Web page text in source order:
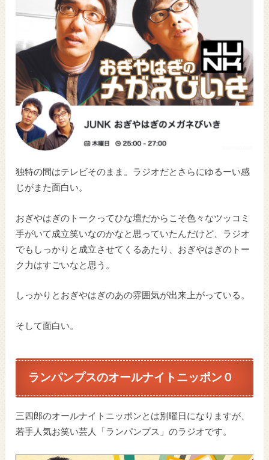
独特の間はテレビそのまま。ラジオだとさらにゆるーい感
じがまた面白い。
おぎやはぎのトークってひな壇だからこそ色々なツッコミ
手がいて成立笑いなのかなと思っていたんだけど、ラジオ
でもしっかりと成立させてくるあたり、おぎやはぎのトー
ク力はすごいなと思う。
しっかりとおぎやはぎのあの雰囲気が出来上がっている。
そして面白い。
ランパンプスのオールナイトニッポン０
三四郎のオールナイトニッポンとは別曜日になりますが、
若手人気お笑い芸人「ランパンプス」のラジオです。